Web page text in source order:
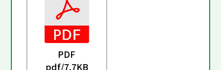
PDF
pdf/7.7KB